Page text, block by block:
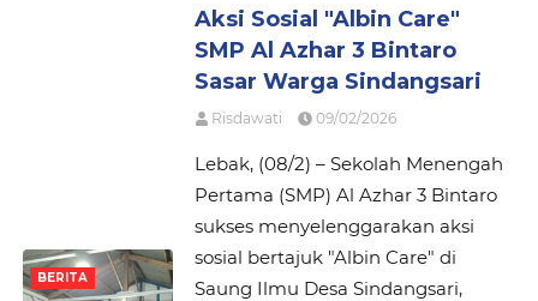
BERITA
Aksi Sosial "Albin Care"
SMP Al Azhar 3 Bintaro
Sasar Warga Sindangsari
Risdawati 09/02/2026
Lebak, (08/2) – Sekolah Menengah
Pertama (SMP) Al Azhar 3 Bintaro
sukses menyelenggarakan aksi
sosial bertajuk "Albin Care" di
Saung Ilmu Desa Sindangsari,